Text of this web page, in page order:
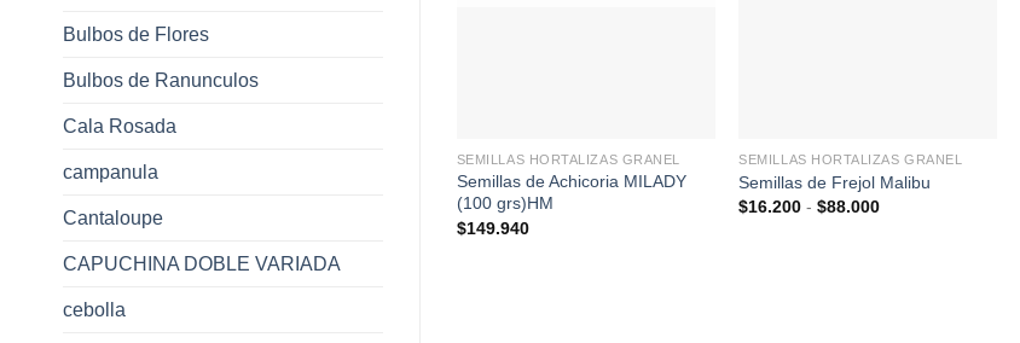
Bulbos de Flores
Bulbos de Ranunculos
Cala Rosada
campanula
Cantaloupe
CAPUCHINA DOBLE VARIADA
cebolla
SEMILLAS HORTALIZAS GRANEL
Semillas de Achicoria MILADY
(100 grs)HM
$149.940
SEMILLAS HORTALIZAS GRANEL
Semillas de Frejol Malibu
$16.200 - $88.000Rango